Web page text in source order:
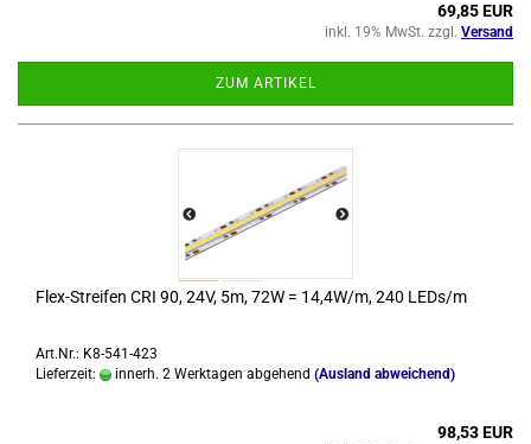
69,85 EUR
inkl. 19% MwSt. zzgl. Versand
ZUM ARTIKEL
Flex-​Strei­fen CRI 90, 24V, 5m, 72W = 14,4W/m, 240 LEDs/m
Art.Nr.: K8-541-423
Lieferzeit:
innerh. 2 Werktagen abgehend (Ausland abweichend)
98,53 EUR